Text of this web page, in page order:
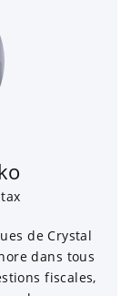
de Crystal
dans tous
fiscales,